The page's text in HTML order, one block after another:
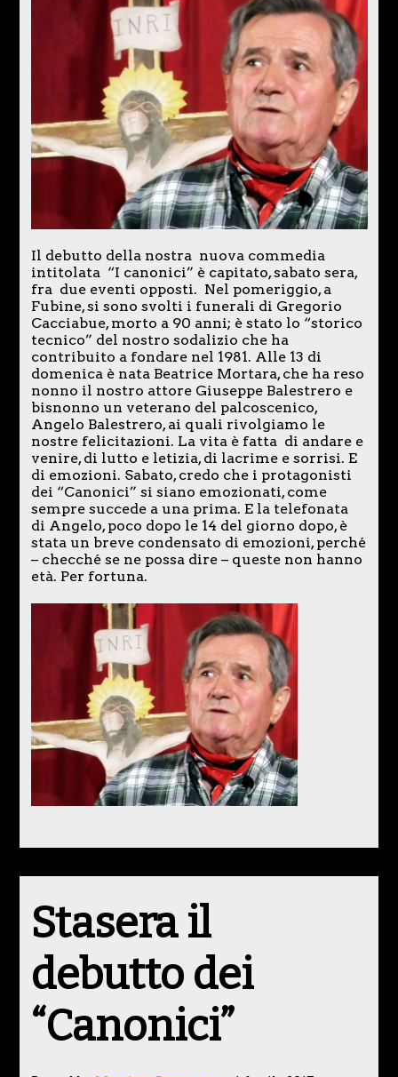
Il debutto della nostra nuova commedia
intitolata “I canonici” è capitato, sabato sera,
fra due eventi opposti. Nel pomeriggio, a
Fubine, si sono svolti i funerali di Gregorio
Cacciabue, morto a 90 anni; è stato lo “storico
tecnico” del nostro sodalizio che ha
contribuito a fondare nel 1981. Alle 13 di
domenica è nata Beatrice Mortara, che ha reso
nonno il nostro attore Giuseppe Balestrero e
bisnonno un veterano del palcoscenico,
Angelo Balestrero, ai quali rivolgiamo le
nostre felicitazioni. La vita è fatta di andare e
venire, di lutto e letizia, di lacrime e sorrisi. E
di emozioni. Sabato, credo che i protagonisti
dei “Canonici” si siano emozionati, come
sempre succede a una prima. E la telefonata
di Angelo, poco dopo le 14 del giorno dopo, è
stata un breve condensato di emozioni, perché
– checché se ne possa dire – queste non hanno
età. Per fortuna.
Stasera il
debutto dei
“Canonici”